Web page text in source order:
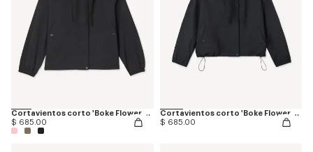
Cortavientos corto 'Boke Flower 2.0'
$ 685.00
Cortavientos corto 'Boke Flower 2.0'
$ 685.00